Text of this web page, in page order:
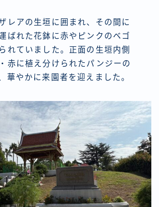
レアの生垣に囲まれ、その間に
ばれた花鉢に赤やピンクのベゴ
れていました。正面の生垣内側
赤に植え分けられたパンジーの
華やかに来園者を迎えました。